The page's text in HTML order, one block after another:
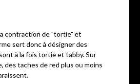
contraction de "tortie" et
sert donc à désigner des
à la fois tortie et tabby. Sur
des taches de red plus ou moins